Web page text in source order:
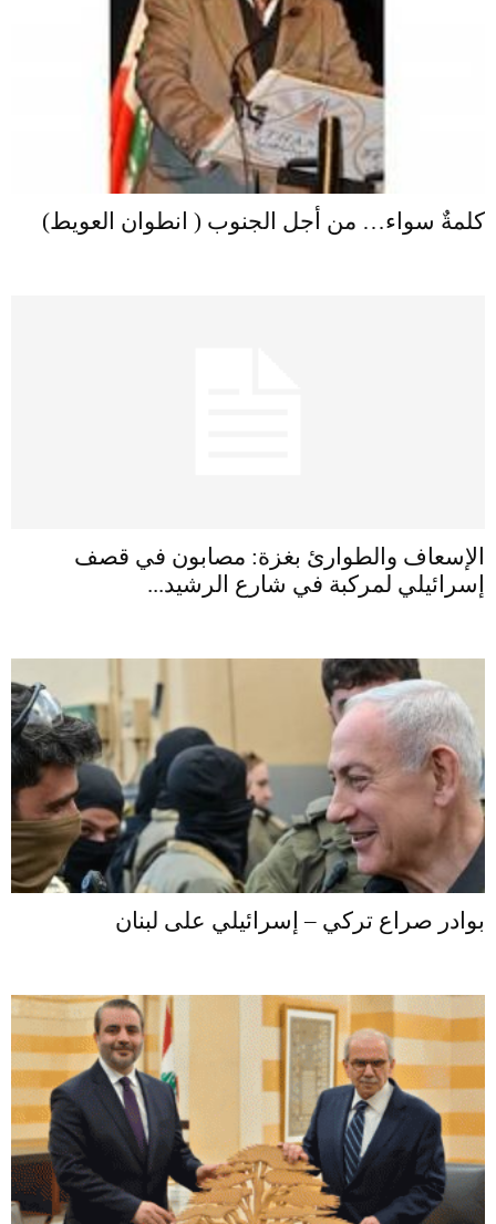
كلمةٌ سواء… من أجل الجنوب ( انطوان العويط)
الإسعاف والطوارئ بغزة: مصابون في قصف
إسرائيلي لمركبة في شارع الرشيد...
بوادر صراع تركي – إسرائيلي على لبنان